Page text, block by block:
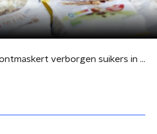
Campagne ontmaskert verborgen suikers in ons voedsel: 'Voedingsindustrie verstopt ze in ons voedsel'